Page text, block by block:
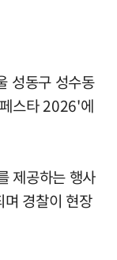
성동구 성수동
스타 2026'에
제공하는 행사
경찰이 현장